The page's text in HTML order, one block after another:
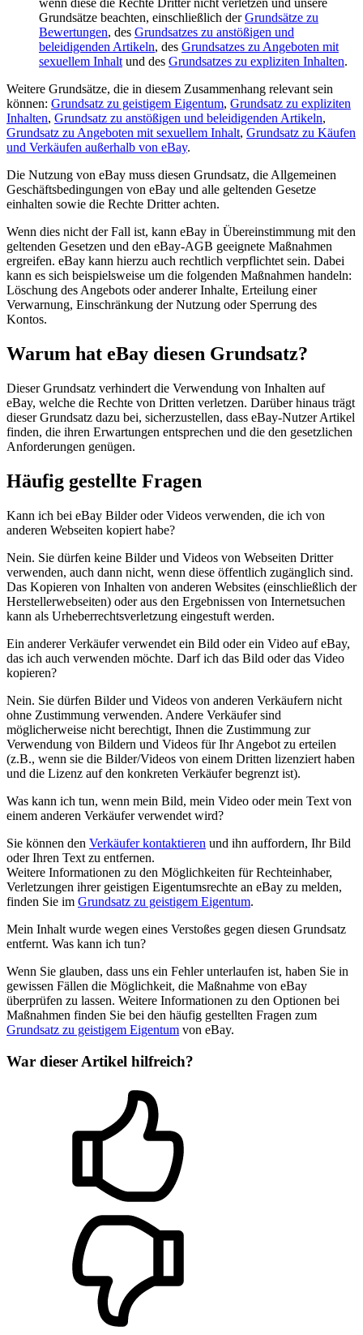
wenn diese die Rechte Dritter nicht verletzen und unsere
Grundsätze beachten, einschließlich derGrundsätze zu
Bewertungen, des Grundsatzes zu anstößigen und
beleidigenden Artikeln, des Grundsatzes zu Angeboten mit
sexuellem Inhalt und des Grundsatzes zu expliziten Inhalten.
Weitere Grundsätze, die in diesem Zusammenhang relevant sein
können: Grundsatz zu geistigem Eigentum, Grundsatz zu expliziten
Inhalten, Grundsatz zu anstößigen und beleidigenden Artikeln,
Grundsatz zu Angeboten mit sexuellem Inhalt, Grundsatz zu Käufen
und Verkäufen außerhalb von eBay.
Die Nutzung von eBay muss diesen Grundsatz, die Allgemeinen
Geschäftsbedingungen von eBay und alle geltenden Gesetze
einhalten sowie die Rechte Dritter achten.
Wenn dies nicht der Fall ist, kann eBay in Übereinstimmung mit den
geltenden Gesetzen und den eBay-AGB geeignete Maßnahmen
ergreifen. eBay kann hierzu auch rechtlich verpflichtet sein. Dabei
kann es sich beispielsweise um die folgenden Maßnahmen handeln:
Löschung des Angebots oder anderer Inhalte, Erteilung einer
Verwarnung, Einschränkung der Nutzung oder Sperrung des
Kontos.
Warum hat eBay diesen Grundsatz?
Dieser Grundsatz verhindert die Verwendung von Inhalten auf
eBay, welche die Rechte von Dritten verletzen. Darüber hinaus trägt
dieser Grundsatz dazu bei, sicherzustellen, dass eBay-Nutzer Artikel
finden, die ihren Erwartungen entsprechen und die den gesetzlichen
Anforderungen genügen.
Häufig gestellte Fragen
Kann ich bei eBay Bilder oder Videos verwenden, die ich von
anderen Webseiten kopiert habe?
Nein. Sie dürfen keine Bilder und Videos von Webseiten Dritter
verwenden, auch dann nicht, wenn diese öffentlich zugänglich sind.
Das Kopieren von Inhalten von anderen Websites (einschließlich der
Herstellerwebseiten) oder aus den Ergebnissen von Internetsuchen
kann als Urheberrechtsverletzung eingestuft werden.
Ein anderer Verkäufer verwendet ein Bild oder ein Video auf eBay,
das ich auch verwenden möchte. Darf ich das Bild oder das Video
kopieren?
Nein. Sie dürfen Bilder und Videos von anderen Verkäufern nicht
ohne Zustimmung verwenden. Andere Verkäufer sind
möglicherweise nicht berechtigt, Ihnen die Zustimmung zur
Verwendung von Bildern und Videos für Ihr Angebot zu erteilen
(z.B., wenn sie die Bilder/Videos von einem Dritten lizenziert haben
und die Lizenz auf den konkreten Verkäufer begrenzt ist).
Was kann ich tun, wenn mein Bild, mein Video oder mein Text von
einem anderen Verkäufer verwendet wird?
Sie können den Verkäufer kontaktieren und ihn auffordern, Ihr Bild
oder Ihren Text zu entfernen.
Weitere Informationen zu den Möglichkeiten für Rechteinhaber,
Verletzungen ihrer geistigen Eigentumsrechte an eBay zu melden,
finden Sie im Grundsatz zu geistigem Eigentum.
Mein Inhalt wurde wegen eines Verstoßes gegen diesen Grundsatz
entfernt. Was kann ich tun?
Wenn Sie glauben, dass uns ein Fehler unterlaufen ist, haben Sie in
gewissen Fällen die Möglichkeit, die Maßnahme von eBay
überprüfen zu lassen. Weitere Informationen zu den Optionen bei
Maßnahmen finden Sie bei den häufig gestellten Fragen zum
Grundsatz zu geistigem Eigentum von eBay.
War dieser Artikel hilfreich?